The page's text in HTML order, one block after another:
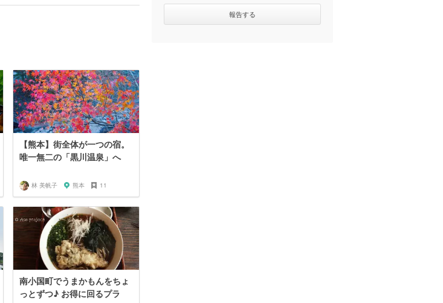
【熊本】街全体が一つの宿。
唯一無二の「黒川温泉」へ
林 美帆子 熊本 11
南小国町でうまかもんをちょ
っとずつ♪ お得に回るプラ